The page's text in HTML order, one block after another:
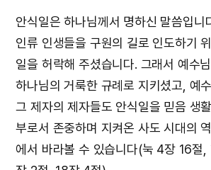
안식일은 하나님께서 명하신 말씀입니
인류 인생들을 구원의 길로 인도하기
일을 허락해 주셨습니다. 그래서 예수
하나님의 거룩한 규례로 지키셨고, 예
그 제자의 제자들도 안식일을 믿음 생
부로서 존중하며 지켜온 사도 시대의
에서 바라볼 수 있습니다(눅 4장 16절